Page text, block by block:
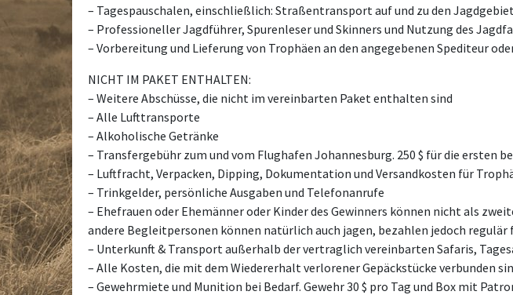
– Tagespauschalen, einschließlich: Straßentransport auf und zu den
– Professioneller Jagdführer, Spurenleser und Skinners und Nutzung des
– Vorbereitung und Lieferung von Trophäen an den angegebenen Spediteur
NICHT IM PAKET ENTHALTEN:
– Weitere Abschüsse, die nicht im vereinbarten Paket enthalten sind
– Alle Lufttransporte
– Alkoholische Getränke
– Transfergebühr zum und vom Flughafen Johannesburg. 250 $ für die ersten
– Luftfracht, Verpacken, Dipping, Dokumentation und Versandkosten für
– Trinkgelder, persönliche Ausgaben und Telefonanrufe
– Ehefrauen oder Ehemänner oder Kinder des Gewinners können nicht als
andere Begleitpersonen können natürlich auch jagen, bezahlen jedoch
– Unterkunft & Transport außerhalb der vertraglich vereinbarten Safaris,
– Alle Kosten, die mit dem Wiedererhalt verlorener Gepäckstücke verbunden
– Gewehrmiete und Munition bei Bedarf. Gewehr 30 $ pro Tag und Box mit